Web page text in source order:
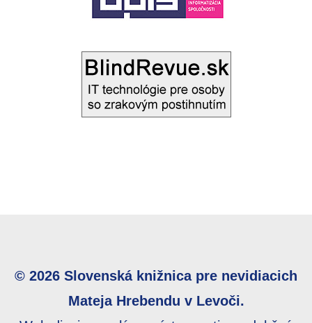
© 2026 Slovenská knižnica pre nevidiacich
Mateja Hrebendu v Levoči.